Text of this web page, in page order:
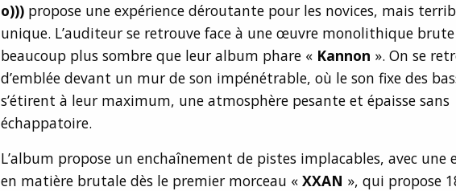
o)))propose une expérience déroutante pour les novices, mais
unique. L’auditeur se retrouve face à une œuvre monolithique
beaucoup plus sombre que leur album phare « Kannon ». On se
d’emblée devant un mur de son impénétrable, où le son fixe des
s’étirent à leur maximum, une atmosphère pesante et épaisse sans
échappatoire.
L’album propose un enchaînement de pistes implacables, avec une
en matière brutale dès le premier morceau « XXAN », qui propose